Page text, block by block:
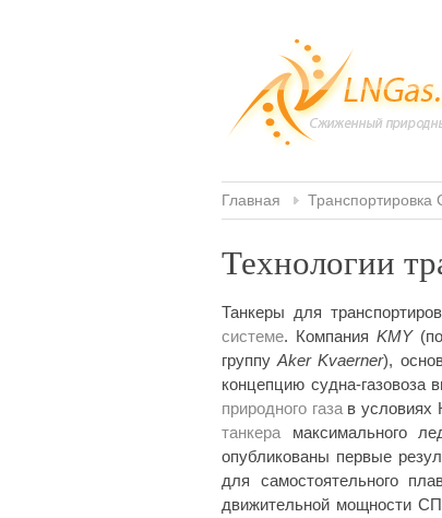
Главная Транспортировка
Технологии
Танкеры для
системе. КомпанияKMY
группуAker Kvaerner),
концепцию судна-газовоза
природного газав условиях
танкерамаксимального
опубликованы первые
для самостоятельного
движительной мощности